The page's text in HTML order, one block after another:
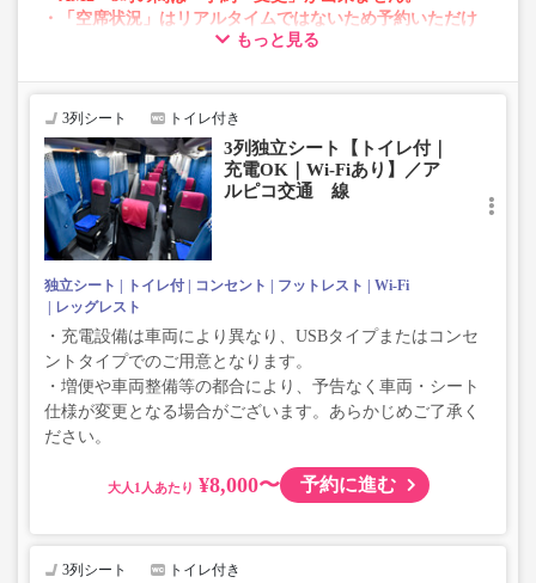
・「空席状況」はリアルタイムではないため予約いただけ
ない場合がございます。
する場合がございます。
・車両は予告なく変更となる場合がございます。これに伴
で、あらかじめご了承ください。
もっと見る
3列シート トイレ付き
3列独立シート【トイレ付｜
充電OK｜Wi-Fiあり】／ア
ルピコ交通 線
独立シート トイレ付 コンセント フットレスト
Wi-Fi
レッグレスト
・充電設備は車両により異なり、USBタイプまたはコンセ
ントタイプでのご用意となります。
・増便や車両整備等の都合により、予告なく車両・シート
仕様が変更となる場合がございます。あらかじめご了承く
ださい。
大人 ¥8,000〜 予約に進む
3列シート トイレ付き